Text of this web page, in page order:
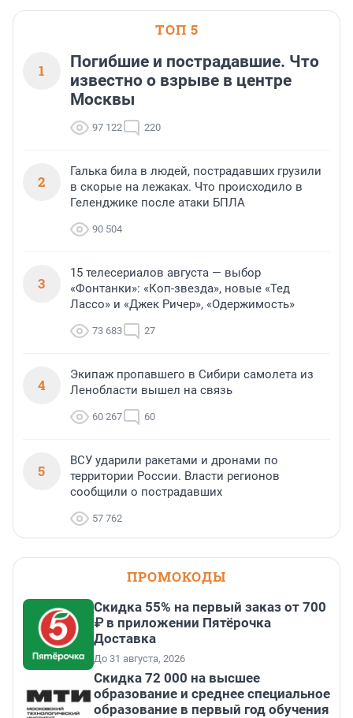
ТОП 5
1
Погибшие и пострадавшие. Что
известно о взрыве в центре
Москвы
97 122 220
2
Галька била в людей, пострадавших грузили
в скорые на лежаках. Что происходило в
Геленджике после атаки БПЛА
90 504
3
15 телесериалов августа — выбор
«Фонтанки»: «Коп-звезда», новые «Тед
Лассо» и «Джек Ричер», «Одержимость»
73 683 27
4
Экипаж пропавшего в Сибири самолета из
Ленобласти вышел на связь
60 267 60
5
ВСУ ударили ракетами и дронами по
территории России. Власти регионов
сообщили о пострадавших
57 762
ПРОМОКОДЫ
Скидка 55% на первый заказ от 700
₽ в приложении Пятёрочка
Доставка
До 31 августа, 2026
Скидка 72 000 на высшее
образование и среднее специальное
образование в первый год обучения